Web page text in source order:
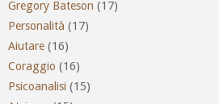
Gregory Bateson (17)
Personalità (17)
Aiutare (16)
Coraggio (16)
Psicoanalisi (15)